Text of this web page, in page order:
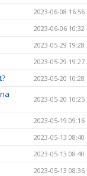
2023-06-08 16:56
2023-06-06 10:32
2023-05-29 19:28
2023-05-29 19:27
2023-05-20 10:28
2023-05-20 10:25
2023-05-19 09:16
2023-05-13 08:40
2023-05-13 08:40
2023-05-13 08:36